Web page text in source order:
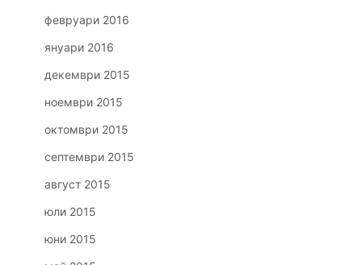
февруари 2016
януари 2016
декември 2015
ноември 2015
октомври 2015
септември 2015
август 2015
юли 2015
юни 2015